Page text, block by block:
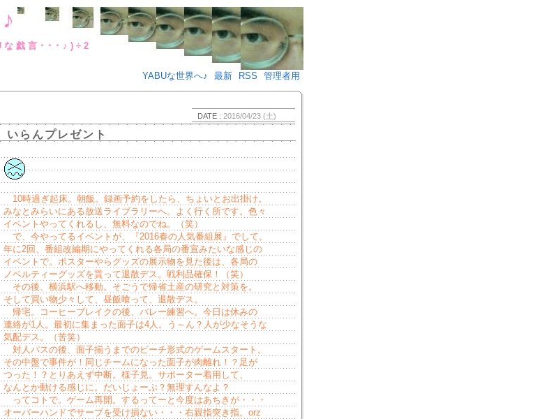
帳♪＋YABUな戯言･･･♪)÷2
YABUな世界へ♪
最新 RSS 管理者用
DATE : 2016/04/23 (土)
いらんプレゼント
10時過ぎ起床。朝飯。録画予約をしたら、ちょいとお出掛け。
みなとみらいにある放送ライブラリーへ。よく行く所です。色々
イベントやってくれるし、無料なのでね。（笑）
で、今やってるイベントが、『2016春の人気番組展』でして。
年に2回、番組改編期にやってくれる各局の番宣みたいな感じの
イベントで。ポスターやらグッズの展示物を見た後は、各局の
ノベルティーグッズを貰って退散デス。戦利品確保！（笑）
その後、横浜駅へ移動。そごうで帰省土産の研究と対策を。
そして買い物少々して、昼飯喰って、退散デス。
帰宅。コーヒーブレイクの後、バレー練習へ。今日は休みの
連絡が1人。最初に集まった面子は4人。う～ん？人が少なそうな
気配デス。（苦笑）
対人パスの後、面子揃うまでのビーチ形式のゲームスタート。
その中盤で事件が！同じチームになった面子が肉離れ！？足が
つった！？とりあえず中断。様子見。サポーター着用して、
なんとか動ける感じに。だいじょーぶ？無理すんなよ？
ってコトで。ゲーム再開。するってーと今度はあちきが・・・
オーバーハンドでサーブを受け損ない・・・右親指突き指。orz